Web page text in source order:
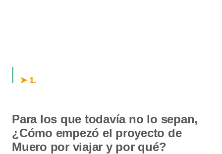
➤ 1.
Para los que todavía no lo sepan,
¿Cómo empezó el proyecto de
Muero por viajar y por qué?